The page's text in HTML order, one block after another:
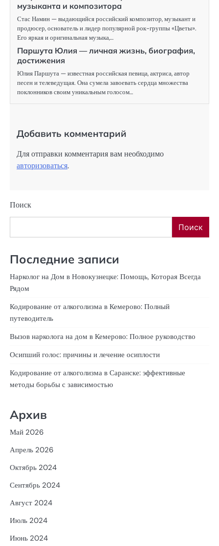
музыканта и композитора
Стас Намин — выдающийся российский композитор, музыкант и
продюсер, основатель и лидер популярной рок-группы «Цветы».
Его яркая и оригинальная музыка,…
Паршута Юлия — личная жизнь, биография,
достижения
Юлия Паршута — известная российская певица, актриса, автор
песен и телеведущая. Она сумела завоевать сердца множества
поклонников своим уникальным голосом…
Добавить комментарий
Для отправки комментария вам необходимо
авторизоваться.
Поиск
Поиск
Последние записи
Нарколог на Дом в Новокузнецке: Помощь, Которая Всегда
Рядом
Кодирование от алкоголизма в Кемерово: Полный
путеводитель
Вызов нарколога на дом в Кемерово: Полное руководство
Осипший голос: причины и лечение осиплости
Кодирование от алкоголизма в Саранске: эффективные
методы борьбы с зависимостью
Архив
Май 2026
Апрель 2026
Октябрь 2024
Сентябрь 2024
Август 2024
Июль 2024
Июнь 2024